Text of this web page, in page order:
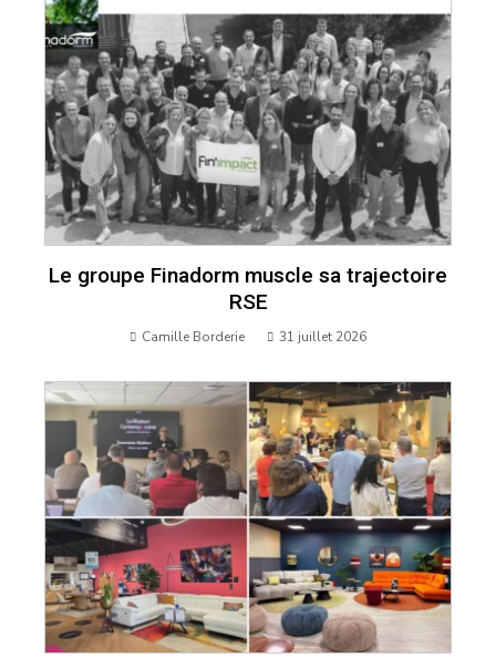
Le groupe Finadorm muscle sa trajectoire
RSE
Camille Borderie 31 juillet 2026